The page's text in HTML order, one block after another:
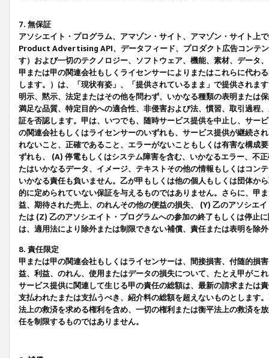
7. 無保証
アソシエイト・プログラム、アマゾン・サイト、アマゾン・サイト上
Product Advertising API、データフィード、プロダクト広告コンテ
す）および一切のテクノロジー、ソフトウェア、機能、素材、データ
甲または甲の関連会社もしくライセンサーによりまたはこれらに代わ
します。）は、「現状有姿」、「提供されているまま」で提供されま
明示、黙示、法定またはその他を問わず、いかなる種類の表明または
満足な品質、特定目的への適合性、非侵害および法、慣習、取引過程
証を否認します。甲は、いつでも、随時サービス提供を中止し、サー
の関連会社もしくはライセンサーのいずれも、サービス提供が継続さ
れないこと、正確であること、エラーがないこともしくは有害な構成
ずれも、 (A) 停電もしくはシステム障害を含む、いかなるエラー、不
たはいかなるデータ、イメージ、テキストその他の情報もしくはコン
いかなる責任も負いません。乙が甲もしくは他の個人もしくは団体か
的に定められていない保証を与えるものではありません。さらに、甲
益、期待された売上、のれんその他の便益の損失、 (Y) 乙のアソシエ
たは (Z) 乙のアソシエイト・プログラムへの参加の終了もしくは停止
は、適用法により除外または制限できない補償、責任または表明を除
8. 責任限定
甲または甲の関連会社もしくはライセンサーは、間接損害、付随的損
益、利益、のれん、使用またはデータの損失について、たとえ甲がこ
サービス提供に関連して生じる甲の責任の総額は、最新の請求または
支払われたまたは支払うべき、紹介料の総額を超えないものとします
法上の救済を求める権利を含め、一切の権利または衡平法上の救済を
任を制限するものではありません。